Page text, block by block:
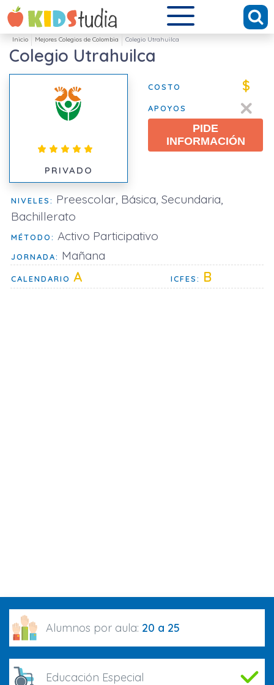
Inicio Mejores Colegios de Colombia Colegio Utrahuilca
Colegio Utrahuilca
PRIVADO
COSTO $
APOYOS
PIDE
INFORMACIÓN
NIVELES: Preescolar, Básica, Secundaria,
Bachillerato
MÉTODO: Activo Participativo
JORNADA: Mañana
CALENDARIO A ICFES: B
Alumnos por aula: 20 a 25
Educación Especial